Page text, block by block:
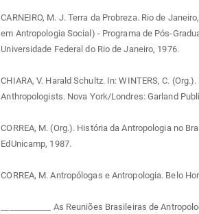
CARNEIRO, M. J. Terra da Probreza. Rio de
em Antropologia Social) - Programa de Pós-
Universidade Federal do Rio de Janeiro, 1976.
CHIARA, V. Harald Schultz. In: WINTERS, C.
Anthropologists. Nova York/Londres: Garland
CORREA, M. (Org.). História da Antropologia no
EdUnicamp, 1987.
CORREA, M. Antropólogas e Antropologia. Belo
____________ As Reuniões Brasileiras de